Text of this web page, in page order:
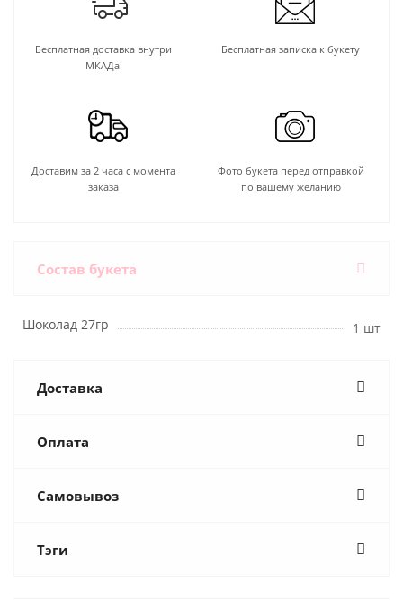
Бесплатная доставка внутри
МКАДа!
Бесплатная записка к букету
Доставим за 2 часа с момента
заказа
Фото букета перед отправкой
по вашему желанию
Состав букета
Шоколад 27гр 1 шт
Доставка
Оплата
Самовывоз
Тэги